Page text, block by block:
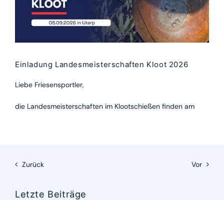
Einladung Landesmeisterschaften Kloot 2026
Liebe Friesensportler,
die Landesmeisterschaften im Klootschießen finden am
Zurück Vor
Letzte Beiträge